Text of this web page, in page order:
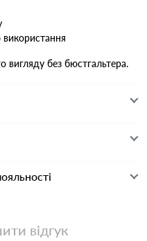
вигляду без бюстгальтера.
відгук